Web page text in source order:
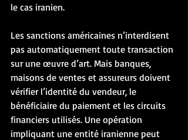
le cas iranien.
Les sanctions américaines n’interdisent
pas automatiquement toute transaction
sur une œuvre d’art. Mais banques,
maisons de ventes et assureurs doivent
vérifier l’identité du vendeur, le
bénéficiaire du paiement et les circuits
financiers utilisés. Une opération
impliquant une entité iranienne peut